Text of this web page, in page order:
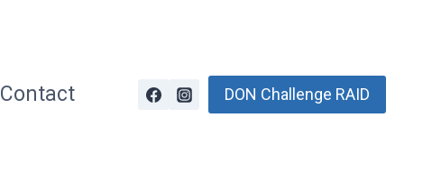
Contact DON Challenge RAID